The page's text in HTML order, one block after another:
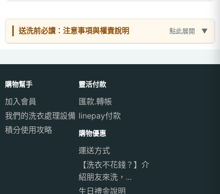
送洗前必讀：注意事項與權責說明 點此展開
購物幫手
加入會員
我們的洗衣處理設備
積分使用攻略
靈活付款
匯款.轉帳
linepay付款
購物優惠
運送方式
【洗衣不花錢？】介
紹朋友來洗，...
生日禮金說明